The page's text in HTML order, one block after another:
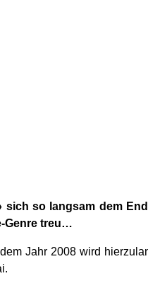
sich so langsam dem
Genre treu…
Jahr 2008 wird